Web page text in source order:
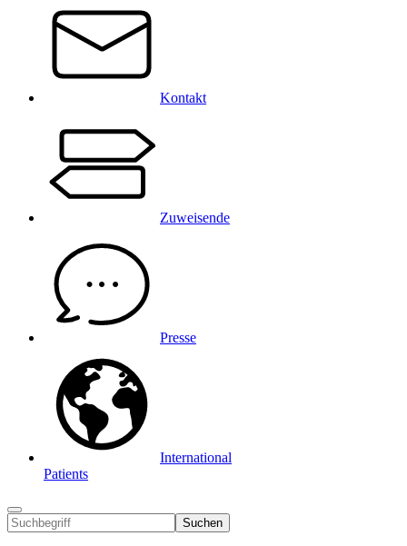
Kontakt
Zuweisende
Presse
International
Patients
Suchen